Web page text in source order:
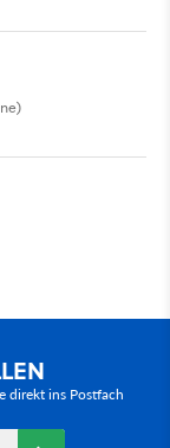
direkt ins Postfach